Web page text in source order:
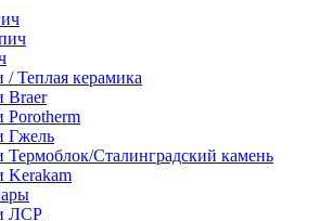
/ Теплая керамика
Braer
Porotherm
Гжель
Термоблок/Сталинградский камень
Kerakam
ЛСР